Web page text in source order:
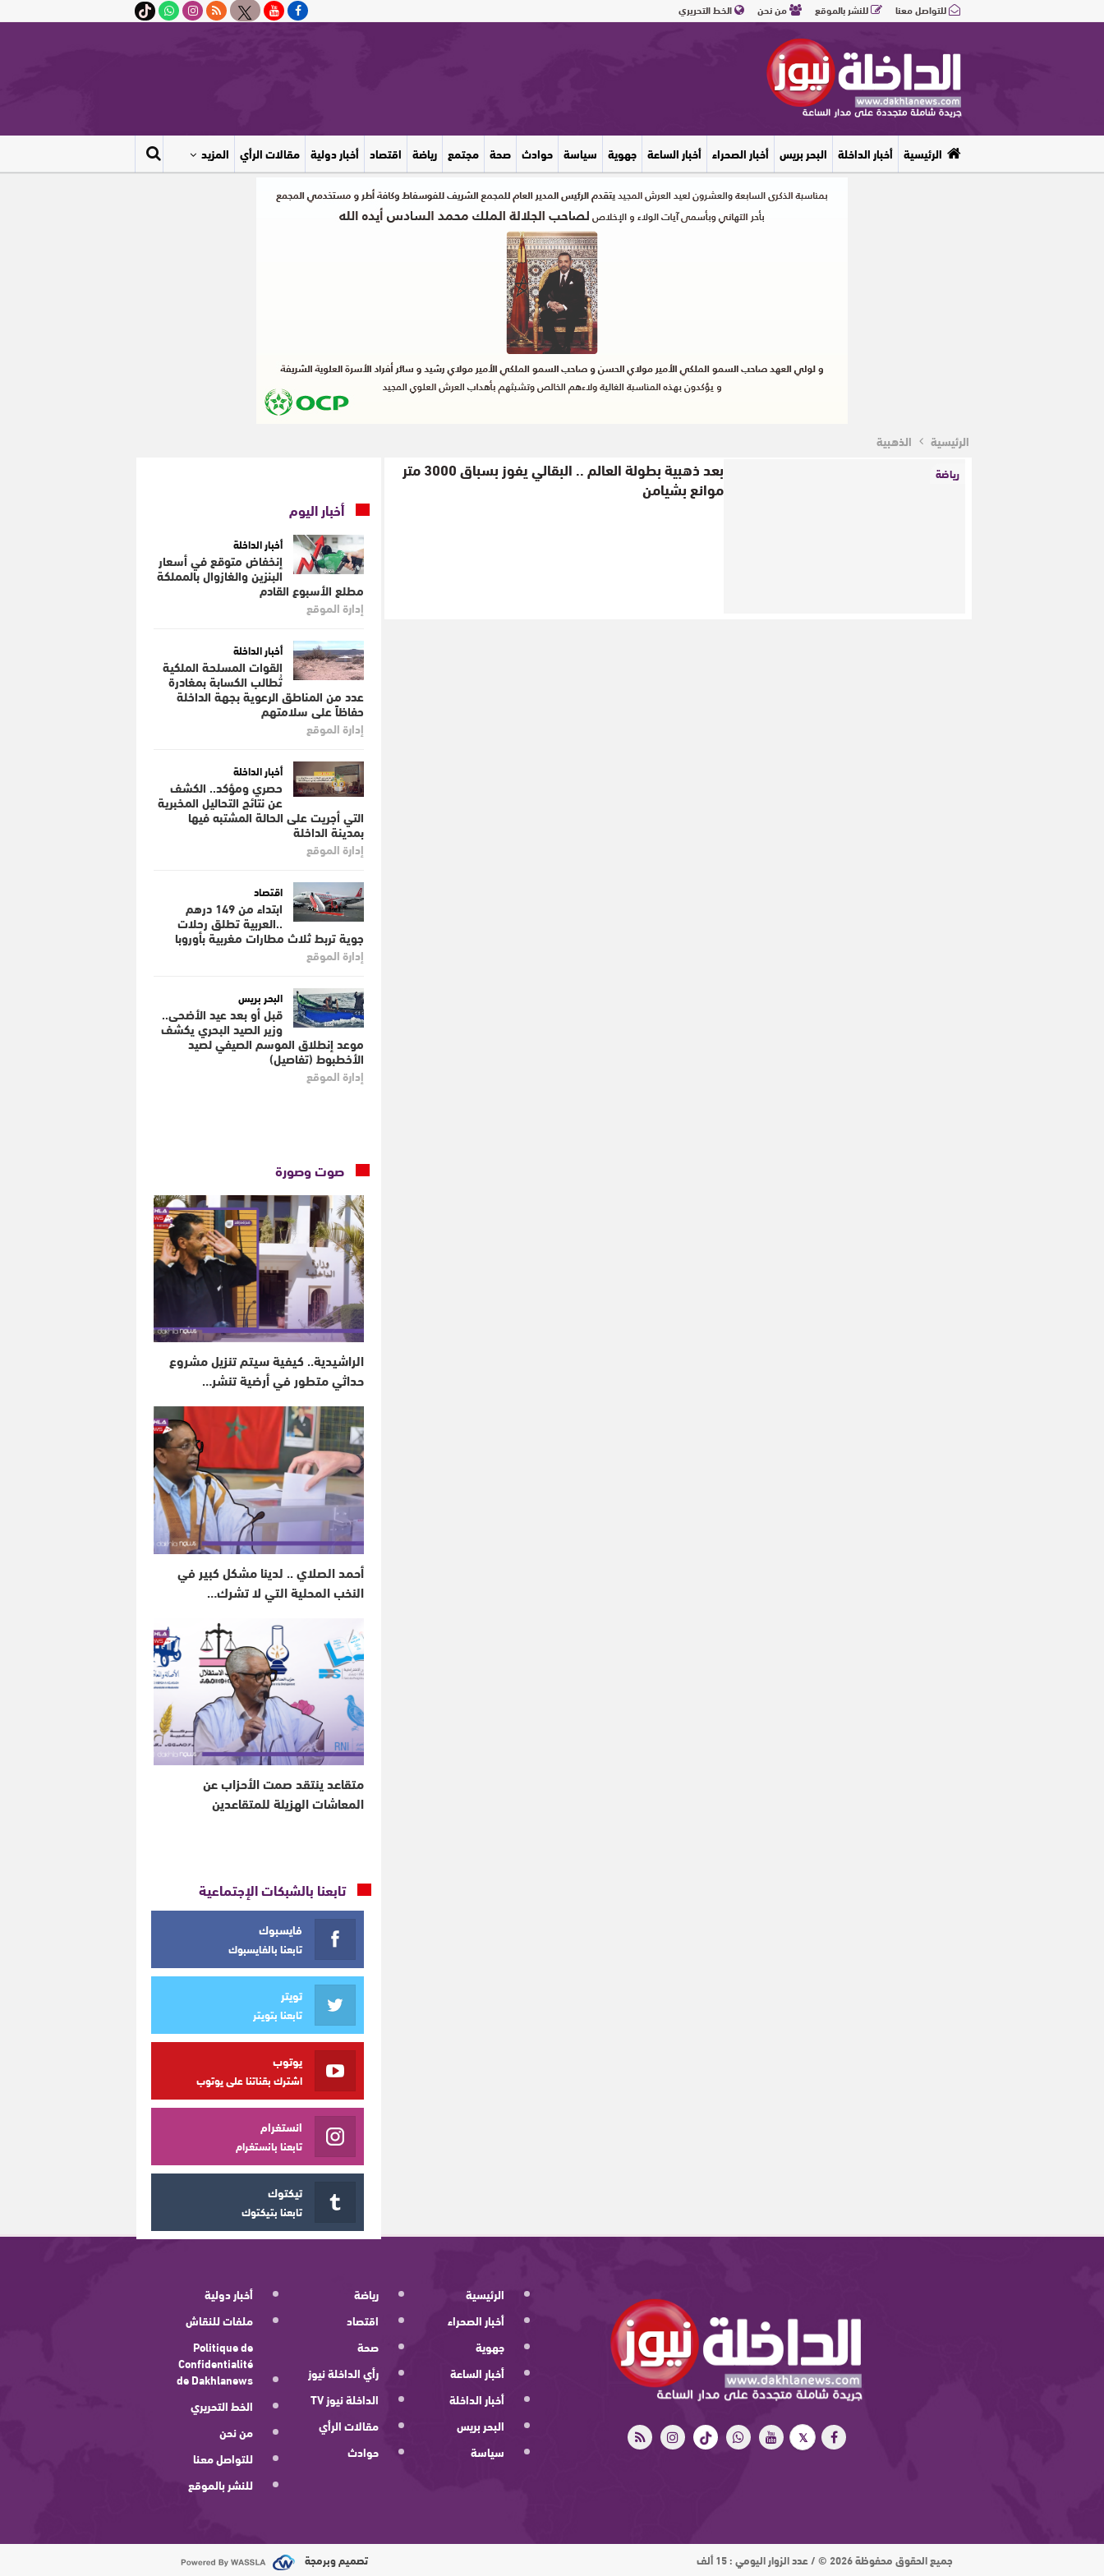
للتواصل معنا للنشر بالموقع من نحن الخط التحريري
الرئيسية أخبار الداخلة البحر بريس أخبار الصحراء أخبار الساعة جهوية سياسة حوادث صحة مجتمع رياضة اقتصاد أخبار دولية مقالات الرأي المزيد
الرئيسية الذهبية
رياضة بعد ذهبية بطولة العالم .. البقالي يفوز بسباق 3000 متر
موانع بشيامن
أخبار اليوم
أخبار الداخلة
إنخفاض متوقع في أسعار
البنزين والغازوال بالمملكة
مطلع الأسبوع القادم
إدارة الموقع
أخبار الداخلة
القوات المسلحة الملكية
تُطالب الكسابة بمغادرة
عدد من المناطق الرعوية بجهة الداخلة
حفاظاً على سلامتهم
إدارة الموقع
أخبار الداخلة
حصري ومؤكد.. الكشف
عن نتائج التحاليل المخبرية
التي أجريت على الحالة المشتبه فيها
بمدينة الداخلة
إدارة الموقع
اقتصاد
ابتداء من 149 درهم
..العربية تطلق رحلات
جوية تربط ثلاث مطارات مغربية بأوروبا
إدارة الموقع
البحر بريس
قبل أو بعد عيد الأضحى..
وزير الصيد البحري يكشف
موعد إنطلاق الموسم الصيفي لصيد
الأخطبوط (تفاصيل)
إدارة الموقع
صوت وصورة
الراشيدية.. كيفية سيتم تنزيل مشروع
حداثي متطور في أرضية تنشر…
أحمد الصلاي .. لدينا مشكل كبير في
النخب المحلية التي لا تشرك…
متقاعد ينتقد صمت الأحزاب عن
المعاشات الهزيلة للمتقاعدين
تابعنا بالشبكات الإجتماعية
فايسبوك
تابعنا بالفايسبوك
تويتر
تابعنا بتويتر
يوتوب
اشترك بقناتنا على يوتوب
انستغرام
تابعنا بانستغرام
تيكتوك
تابعنا بتيكتوك
الرئيسية
أخبار الصحراء
جهوية
أخبار الساعة
أخبار الداخلة
البحر بريس
سياسة
رياضة
اقتصاد
صحة
رأي الداخلة نيوز
الداخلة نيوز TV
مقالات الرأي
حوادث
أخبار دولية
ملفات للنقاش
Politique de
Confidentialité
de Dakhlanews
الخط التحريري
من نحن
للتواصل معنا
للنشر بالموقع
جميع الحقوق محفوظة 2026 © / عدد الزوار اليومي : 15 ألف تصميم وبرمجة